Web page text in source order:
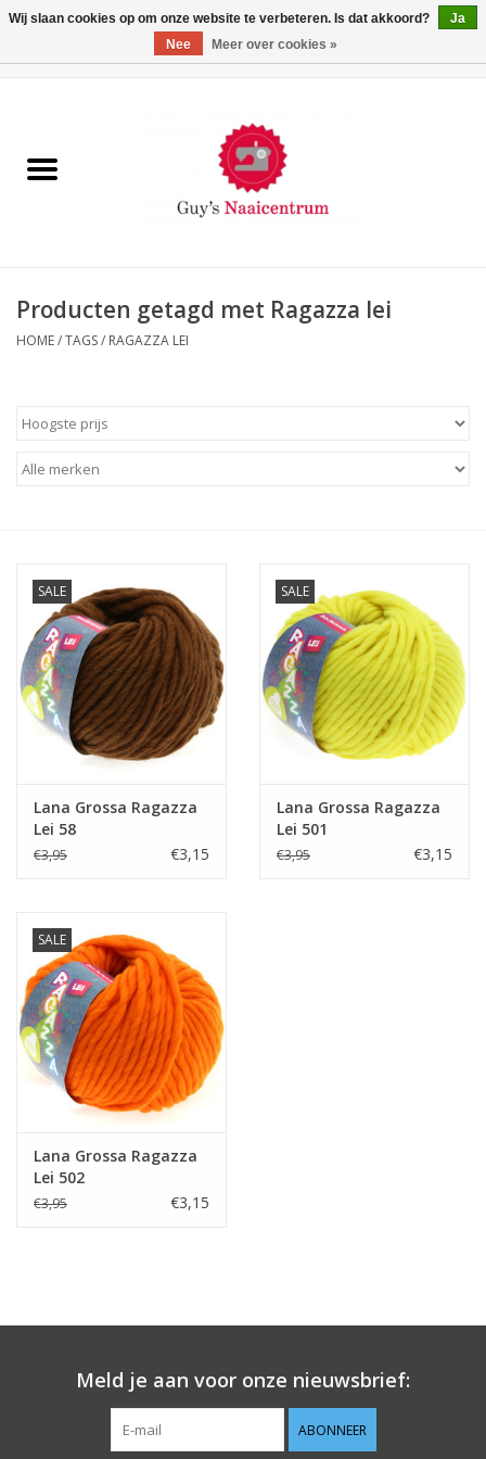
Machines
Paspoppen
Opbergsystemen
Stoffen
Breien en haken
Handwerk
Sale / Coupons
Cadeaubonnen
Guy's blog
Loyalty
Producten getagd met Ragazza lei
HOME/TAGS/ RAGAZZA LEI
SALE
Lana Grossa Ragazza
Lei 58
€3,95 €3,15
SALE
Lana Grossa Ragazza
Lei 501
€3,95 €3,15
SALE
Lana Grossa Ragazza
Lei 502
€3,95 €3,15
Meld je aan voor onze nieuwsbrief:
ABONNEER
Wij slaan cookies op om onze website te verbeteren. Is dat akkoord?
Ja
Nee
Meer over cookies »